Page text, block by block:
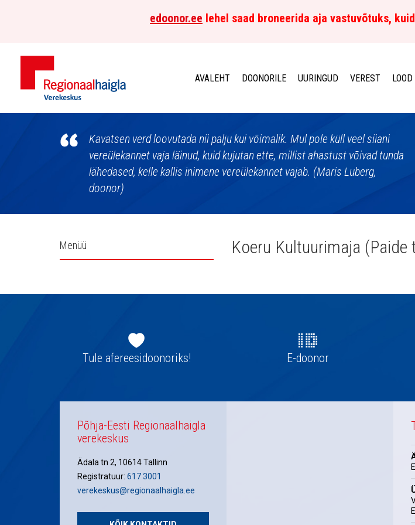
edoonor.ee lehel saad broneerida aja vastuvõtuks,
Põhja-
Eesti
Regionaalhaigla
Verekeskus
AVALEHT DOONORILE UURINGUD VEREST LOOD
Kavatsen verd loovutada nii palju kui võimalik. Mul pole küll veel siiani
vereülekannet vaja läinud, kuid kujutan ette, millist ahastust võivad tunda
lähedased, kelle kallis inimene vereülekannet vajab. (Maris Luberg,
doonor)
Külgpaani
Menüü Koeru Kultuurimaja (Paide
navigatsioonTule afereesidoonoriks! E-doonor
Põhja-Eesti Regionaalhaigla
verekeskus
Ädala tn 2, 10614 Tallinn
Registratuur: 617 3001
verekeskus@regionaalhaigla.ee